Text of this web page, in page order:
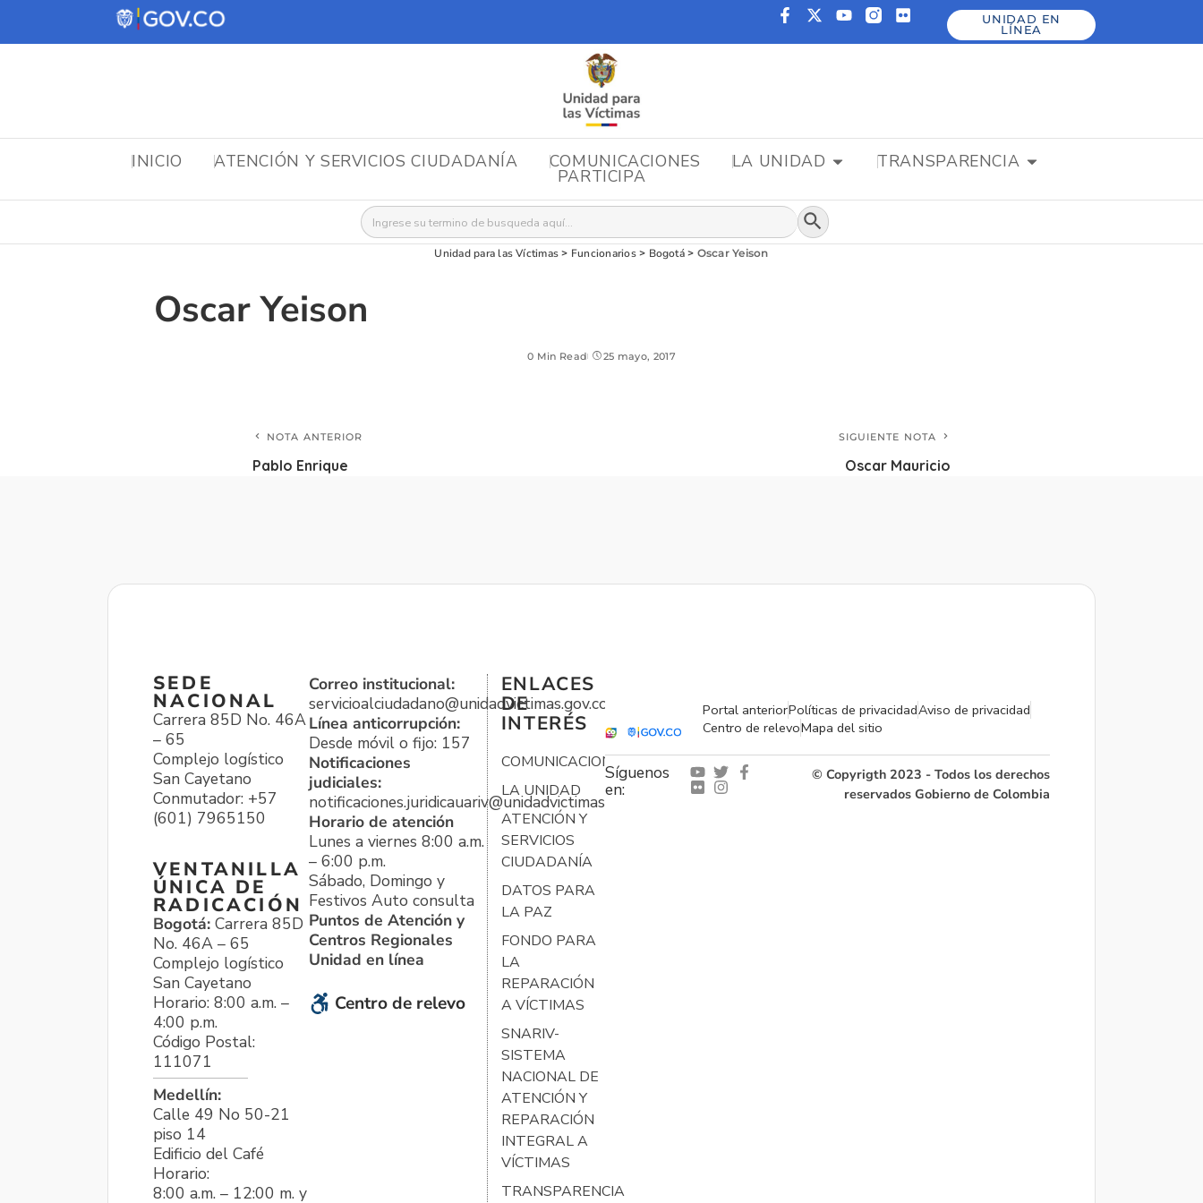
UNIDAD EN
LÍNEA
INICIO ATENCIÓN Y SERVICIOS CIUDADANÍA COMUNICACIONES LA UNIDAD TRANSPARENCIA
PARTICIPA
Buscar: Botón de búsqueda
Unidad para las Víctimas > Funcionarios> Bogotá> Oscar Yeison
Oscar Yeison
0 Min Read 25 mayo, 2017
NOTA ANTERIOR
Pablo Enrique
SIGUIENTE NOTA
Oscar Mauricio
SEDE
NACIONAL
Carrera 85D No. 46A
– 65
Complejo logístico
San Cayetano
Conmutador: +57
(601) 7965150
VENTANILLA
ÚNICA DE
RADICACIÓN
Bogotá: Carrera 85D
No. 46A – 65
Complejo logístico
San Cayetano
Horario: 8:00 a.m. –
4:00 p.m.
Código Postal:
111071
Medellín:
Calle 49 No 50-21
piso 14
Edificio del Café
Horario:
8:00 a.m. – 12:00 m. y
Correo institucional:
servicioalciudadano@unidadvictimas.gov.co
Línea anticorrupción:
Desde móvil o fijo: 157
Notificaciones
judiciales:
notificaciones.juridicauariv@unidadvictimas.gov.co
Horario de atención
Lunes a viernes 8:00 a.m.
– 6:00 p.m.
Sábado, Domingo y
Festivos Auto consulta
Puntos de Atención y
Centros Regionales
Unidad en línea
Centro de relevo
ENLACES
DE
INTERÉS
COMUNICACIONES
LA UNIDAD
ATENCIÓN Y
SERVICIOS
CIUDADANÍA
DATOS PARA
LA PAZ
FONDO PARA
LA
REPARACIÓN
A VÍCTIMAS
SNARIV-
SISTEMA
NACIONAL DE
ATENCIÓN Y
REPARACIÓN
INTEGRAL A
VÍCTIMAS
TRANSPARENCIA
Portal anteriorPolíticas de privacidadAviso de privacidad
Centro de relevoMapa del sitio
Síguenos
en:
© Copyrigth 2023 - Todos los derechos
reservados Gobierno de Colombia